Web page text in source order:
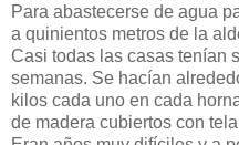
Para abastecerse de agua
a quinientos metros de la
Casi todas las casas tenían
semanas. Se hacían
kilos cada uno en cada
de madera cubiertos con